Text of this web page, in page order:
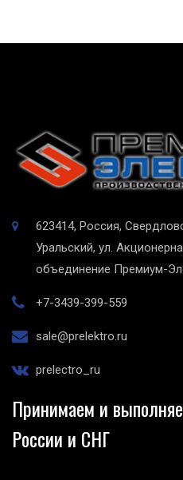
623414, Россия,
Уральский, ул.
объединение Премиум-
+7-3439-399-559
sale@prelektro.ru
prelectro_ru
Принимаем и
России и СНГ